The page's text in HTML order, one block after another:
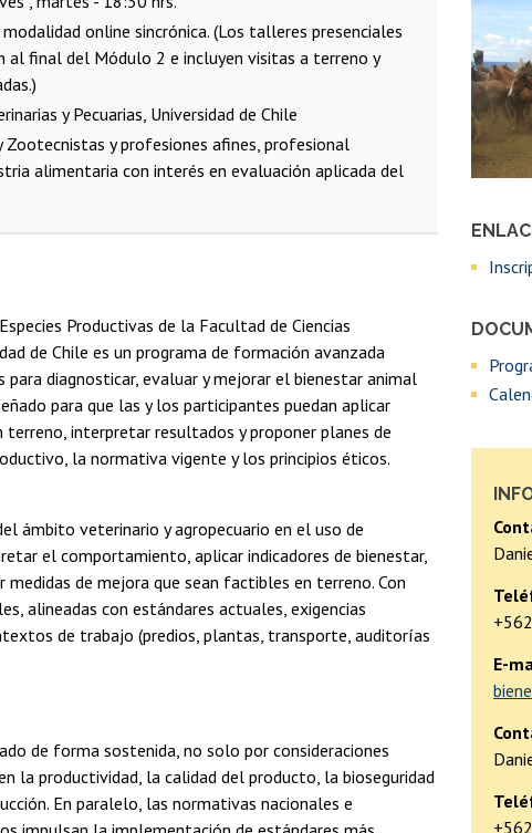
E-
online sincrónica. (Los talleres presenciales
al final del Módulo 2 e incluyen visitas a terreno y
y Pecuarias, Universidad de Chile
Zootecnistas y profesiones afines, profesional
alimentaria con interés en evaluación aplicada del
Productivas de la Facultad de Ciencias
de Chile es un programa de formación avanzada
diagnosticar, evaluar y mejorar el bienestar animal
para que las y los participantes puedan aplicar
interpretar resultados y proponer planes de
la normativa vigente y los principios éticos.
ámbito veterinario y agropecuario en el uso de
el comportamiento, aplicar indicadores de bienestar,
de mejora que sean factibles en terreno. Con
alineadas con estándares actuales, exigencias
de trabajo (predios, plantas, transporte, auditorías
de forma sostenida, no solo por consideraciones
la productividad, la calidad del producto, la bioseguridad
En paralelo, las normativas nacionales e